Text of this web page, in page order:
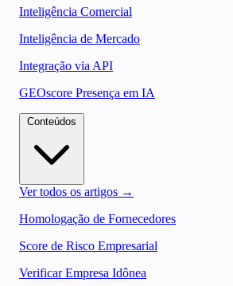
Inteligência Comercial
Inteligência de Mercado
Integração via API
GEOscore Presença em IA
Ver todos os artigos →
Homologação de Fornecedores
Score de Risco Empresarial
Verificar Empresa Idônea